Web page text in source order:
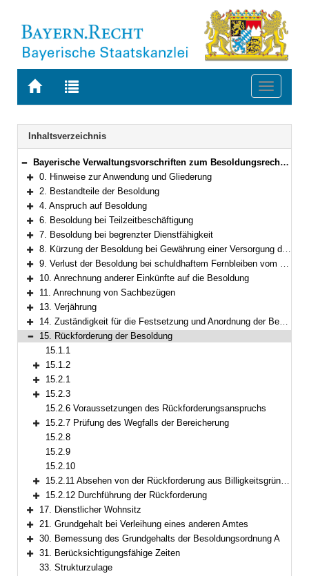
Zur
BAYERN.RECHT
Zur
letzten
Suche
Toggle
Navigation
Inhaltsverzeichnis
Bereich reduzieren
Bayerische Verwaltungsvorschriften zum Besoldungsrecht und Nebengebieten
Bereich erweitern
0. Hinweise zur Anwendung und Gliederung
Bereich erweitern
2. Bestandteile der Besoldung
Bereich erweitern
4. Anspruch auf Besoldung
Bereich erweitern
6. Besoldung bei Teilzeitbeschäftigung
Bereich erweitern
7. Besoldung bei begrenzter Dienstfähigkeit
Bereich erweitern
8. Kürzung der Besoldung bei Gewährung einer Versorgung durch eine zwischenstaatliche oder überstaatliche Einrichtung
Bereich erweitern
9. Verlust der Besoldung bei schuldhaftem Fernbleiben vom Dienst
Bereich erweitern
10. Anrechnung anderer Einkünfte auf die Besoldung
Bereich erweitern
11. Anrechnung von Sachbezügen
Bereich erweitern
13. Verjährung
Bereich erweitern
14. Zuständigkeit für die Festsetzung und Anordnung der Besoldung
Bereich reduzieren
15. Rückforderung der Besoldung
15.1.1
Bereich erweitern
15.1.2
Bereich erweitern
15.2.1
Bereich erweitern
15.2.3
15.2.6 Voraussetzungen des Rückforderungsanspruchs
Bereich erweitern
15.2.7 Prüfung des Wegfalls der Bereicherung
15.2.8
15.2.9
15.2.10
Bereich erweitern
15.2.11 Absehen von der Rückforderung aus Billigkeitsgründen
Bereich erweitern
15.2.12 Durchführung der Rückforderung
Bereich erweitern
17. Dienstlicher Wohnsitz
Bereich erweitern
21. Grundgehalt bei Verleihung eines anderen Amtes
Bereich erweitern
30. Bemessung des Grundgehalts der Besoldungsordnung A
Bereich erweitern
31. Berücksichtigungsfähige Zeiten
33. Strukturzulage